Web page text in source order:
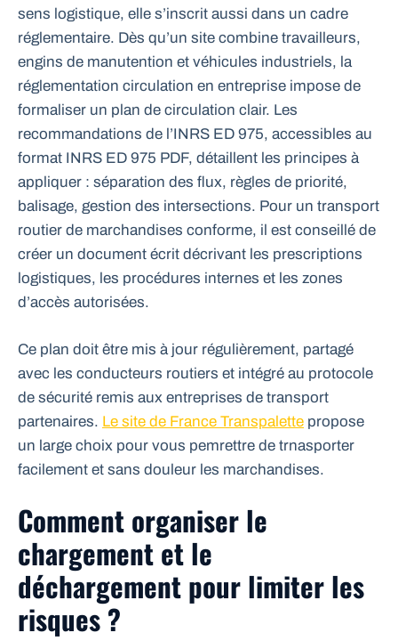
sens logistique, elle s’inscrit aussi dans un cadre
réglementaire. Dès qu’un site combine travailleurs,
engins de manutention et véhicules industriels, la
réglementation circulation en entreprise impose de
formaliser un plan de circulation clair. Les
recommandations de l’INRS ED 975, accessibles au
format INRS ED 975 PDF, détaillent les principes à
appliquer : séparation des flux, règles de priorité,
balisage, gestion des intersections. Pour un transport
routier de marchandises conforme, il est conseillé de
créer un document écrit décrivant les prescriptions
logistiques, les procédures internes et les zones
d’accès autorisées.
Ce plan doit être mis à jour régulièrement, partagé
avec les conducteurs routiers et intégré au protocole
de sécurité remis aux entreprises de transport
partenaires. Le site de France Transpalette propose
un large choix pour vous pemrettre de trnasporter
facilement et sans douleur les marchandises.
Comment organiser le
chargement et le
déchargement pour limiter les
risques ?